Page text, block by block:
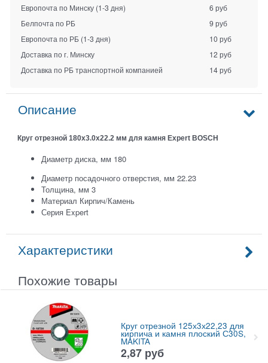
Европочта по Минску (1-3 дня)
6 руб
Белпочта по РБ
9 руб
Европочта по РБ (1-3 дня)
10 руб
Доставка по г. Минску
12 руб
Доставка по РБ транспортной компанией
14 руб
Описание
Круг отрезной 180х3.0x22.2 мм для камня Expert BOSCH
Диаметр диска, мм 180
Диаметр посадочного отверстия, мм 22.23
Толщина, мм 3
Материал Кирпич/Камень
Серия Expert
Характеристики
Похожие товары
Круг отрезной 125х3х22,23 для
кирпича и камня плоский С30S,
MAKITA
2,87 руб